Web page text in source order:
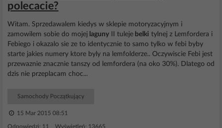
polecacie?
Witam. Sprzedawalem kiedys w sklepie motoryzacyjnym i
zamowilem sobie do mojej laguny II tuleje belki tylnej z Lemfordera i
Febiego i okazalo sie ze to identycznie to samo tylko w febi byby
starte jakies numery ktore byly na lemfolderze.. Oczywiscie Febi jest
przewaznie znacznie tanszy od lemfordera (na oko 30%). Dlatego od
dzis nie przeplacam choc...
Samochody Początkujący
15 Mar 2015 08:51
Odpowiedzi: 11 Wyświetleń: 13665